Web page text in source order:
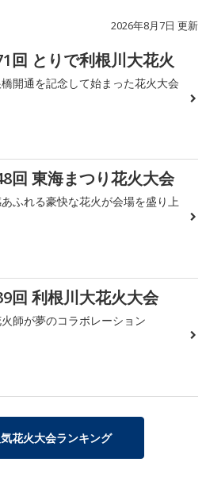
2026年8月7日 更新
回 とりで利根川大花火
開通を記念して始まった花火大会
回 東海まつり花火大会
ふれる豪快な花火が会場を盛り上
回 利根川大花火大会
師が夢のコラボレーション
花火大会ランキング